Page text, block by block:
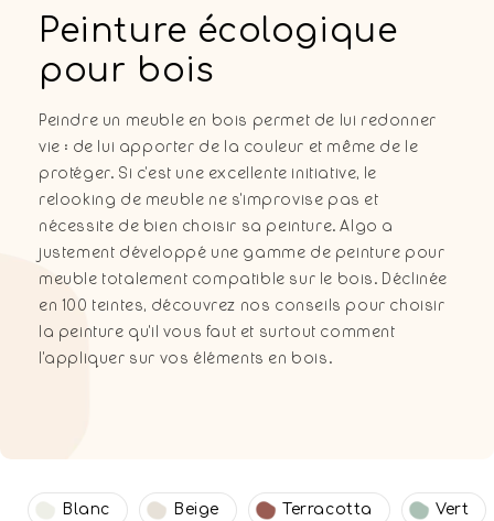
C
o
l
l
e
c
t
i
o
Peinture écologique
pour bois
Peindre un meuble en bois permet de lui redonner
vie : de lui apporter de la couleur et même de le
protéger. Si c'est une excellente initiative, le
relooking de meuble ne s'improvise pas et
nécessite de bien choisir sa peinture. Algo a
justement développé une gamme de peinture pour
meuble totalement compatible sur le bois. Déclinée
en 100 teintes, découvrez nos conseils pour choisir
la peinture qu'il vous faut et surtout comment
l'appliquer sur vos éléments en bois.
Blanc Beige Terracotta Vert